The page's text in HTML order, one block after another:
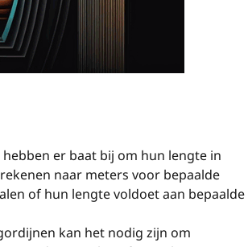
er baat bij om hun lengte in
naar meters voor bepaalde
of hun lengte voldoet aan bepaalde
kan het nodig zijn om